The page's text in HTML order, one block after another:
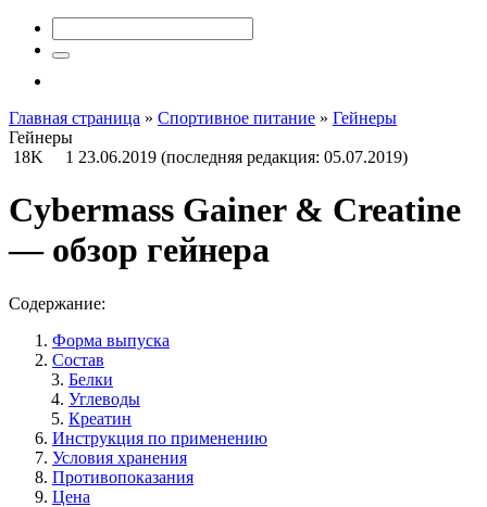
Главная страница » Спортивное питание » Гейнеры
Гейнеры
18K
1 23.06.2019 (последняя редакция: 05.07.2019)
Cybermass Gainer & Creatine
— обзор гейнера
Содержание:
Форма выпуска
Состав
Белки
Углеводы
Креатин
Инструкция по применению
Условия хранения
Противопоказания
Цена